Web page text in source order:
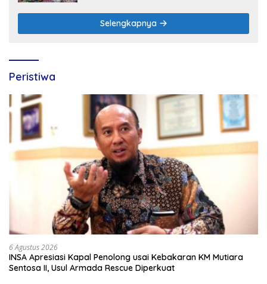
Selengkapnya
Peristiwa
6 Agustus 2026
INSA Apresiasi Kapal Penolong usai Kebakaran KM Mutiara
Sentosa II, Usul Armada Rescue Diperkuat